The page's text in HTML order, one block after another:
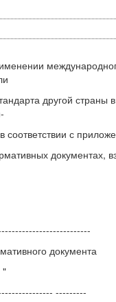
другой страны
соответствии с
документах,
документа
"
---------